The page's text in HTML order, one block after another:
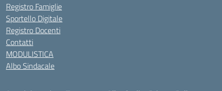
Registro Famiglie
Sportello Digitale
Registro Docenti
Contatti
MODULISTICA
Albo Sindacale